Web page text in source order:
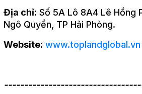
Địa chỉ: Số 5A Lô 8A4 Lê Hồng
Ngô Quyền, TP Hải Phòng.
Website: www.toplandglobal.vn